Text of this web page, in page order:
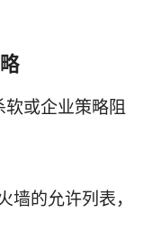
或企业策略阻
墙的允许列表，